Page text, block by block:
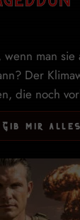
man sie
Der
die noch
mir